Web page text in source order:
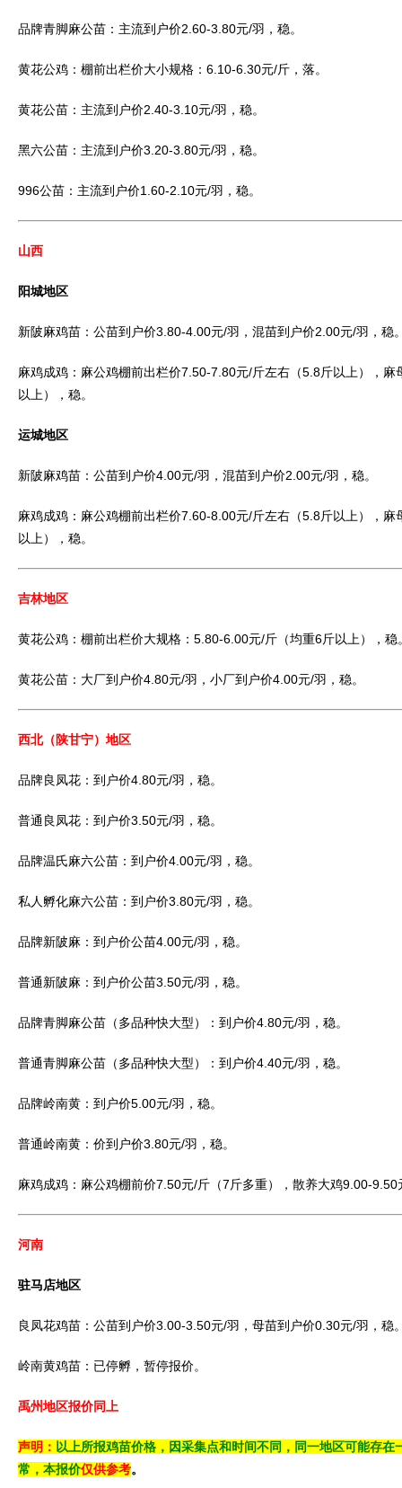
品牌青脚麻公苗：主流到户价2.60-3.80元/羽，稳。
黄花公鸡：棚前出栏价大小规格：6.10-6.30元/斤，落。
黄花公苗：主流到户价2.40-3.10元/羽，稳。
黑六公苗：主流到户价3.20-3.80元/羽，稳。
996公苗：主流到户价1.60-2.10元/羽，稳。
山西
阳城地区
新陂麻鸡苗：公苗到户价3.80-4.00元/羽，混苗到户价2.00元/羽，稳
麻鸡成鸡：麻公鸡棚前出栏价7.50-7.80元/斤左右（5.8斤以上），
以上），稳。
运城地区
新陂麻鸡苗：公苗到户价4.00元/羽，混苗到户价2.00元/羽，稳。
麻鸡成鸡：麻公鸡棚前出栏价7.60-8.00元/斤左右（5.8斤以上），
以上），稳。
吉林地区
黄花公鸡：棚前出栏价大规格：5.80-6.00元/斤（均重6斤以上），稳
黄花公苗：大厂到户价4.80元/羽，小厂到户价4.00元/羽，稳。
西北（陕甘宁）地区
品牌良凤花：到户价4.80元/羽，稳。
普通良凤花：到户价3.50元/羽，稳。
品牌温氏麻六公苗：到户价4.00元/羽，稳。
私人孵化麻六公苗：到户价3.80元/羽，稳。
品牌新陂麻：到户价公苗4.00元/羽，稳。
普通新陂麻：到户价公苗3.50元/羽，稳。
品牌青脚麻公苗（多品种快大型）：到户价4.80元/羽，稳。
普通青脚麻公苗（多品种快大型）：到户价4.40元/羽，稳。
品牌岭南黄：到户价5.00元/羽，稳。
普通岭南黄：价到户价3.80元/羽，稳。
麻鸡成鸡：麻公鸡棚前价7.50元/斤（7斤多重），散养大鸡9.00-9.50
河南
驻马店地区
良凤花鸡苗：公苗到户价3.00-3.50元/羽，母苗到户价0.30元/羽，稳
岭南黄鸡苗：已停孵，暂停报价。
禹州地区报价同上
声明： 以上所报鸡苗价格，因采集点和时间不同，同一地区可能存
常，本报价仅供参考。